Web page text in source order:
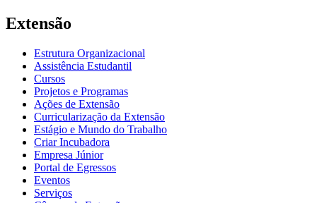
Extensão
Estrutura Organizacional
Assistência Estudantil
Cursos
Projetos e Programas
Ações de Extensão
Curricularização da Extensão
Estágio e Mundo do Trabalho
Criar Incubadora
Empresa Júnior
Portal de Egressos
Eventos
Serviços